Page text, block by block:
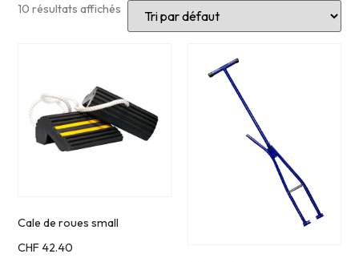
10 résultats affichés
Cale de roues small
CHF42.40